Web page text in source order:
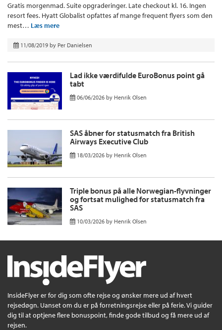
Gratis morgenmad. Suite opgraderinger. Late checkout kl. 16. Ingen
resort fees. Hyatt Globalist opfattes af mange frequent flyers som den
mest… Læs mere
11/08/2019 by Per Danielsen
Lad ikke værdifulde EuroBonus point gå
tabt
06/06/2026 by Henrik Olsen
SAS åbner for statusmatch fra British
Airways Executive Club
18/03/2026 by Henrik Olsen
Triple bonus på alle Norwegian-flyvninger
og fortsat mulighed for statusmatch fra
SAS
10/03/2026 by Henrik Olsen
InsideFlyer er for dig som ofte rejse og ønsker mere ud af hvert
rejsedøgn. Uanset om du er på forretningsrejse eller på ferie. Vi guider
dig til at optjene flere bonuspoint, finde gode tilbud og få mere ud af
rejsen.